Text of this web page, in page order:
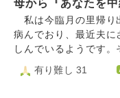
繕費を請求されるんじ
よう、住むのが怖い
退去時に考えればい
考えてしまっていま
母から『あなたを
私は今臨月の里帰り
病んでおり、最近夫
しんでいるようです。
き、あなたを妊娠し
『それを夫に言った
有り難し 31